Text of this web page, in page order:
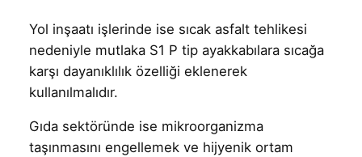
Yol inşaatı işlerinde ise sıcak asfalt tehlikesi
nedeniyle mutlaka S1 P tip ayakkabılara sıcağa
karşı dayanıklılık özelliği eklenerek
kullanılmalıdır.
Gıda sektöründe ise mikroorganizma
taşınmasını engellemek ve hijyenik ortam